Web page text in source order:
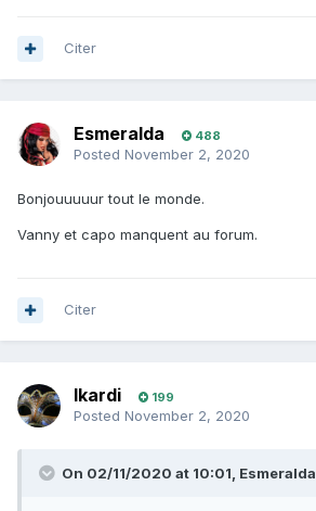
Citer
Esmeralda 488
Posted November 2, 2020
Bonjouuuuur tout le monde.
Vanny et capo manquent au forum.
Citer
Ikardi 199
Posted November 2, 2020
On 02/11/2020 at 10:01, Esmeralda